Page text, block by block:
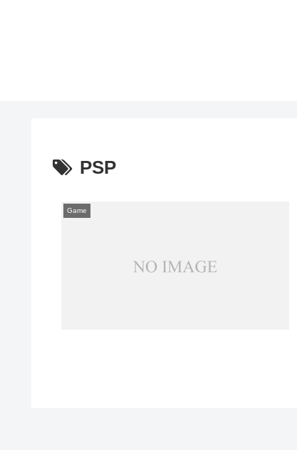
PSP
Game